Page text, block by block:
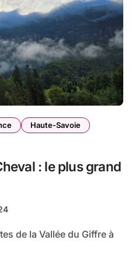
Haute-Savoie
: le plus grand